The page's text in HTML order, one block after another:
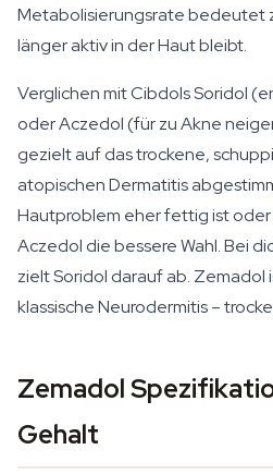
Metabolisierungsrate bedeutet
länger aktiv in der Haut bleibt.
Verglichen mit Cibdols Soridol
oder Aczedol (für zu Akne
gezielt auf das trockene,
atopischen Dermatitis
Hautproblem eher fettig ist
Aczedol die bessere Wahl. Bei
zielt Soridol darauf ab. Zemadol
klassische Neurodermitis –
Zemadol
Gehalt